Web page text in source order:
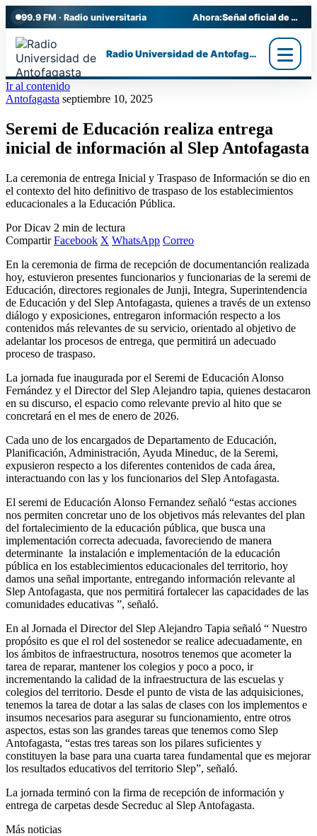
99.9 FM · Radio universitaria Ahora: Señal oficial de Radio UA
Radio Universidad de Antofagasta
Ir al contenido
Antofagasta septiembre 10, 2025
Seremi de Educación realiza entrega
inicial de información al Slep Antofagasta
La ceremonia de entrega Inicial y Traspaso de Información se dio en
el contexto del hito definitivo de traspaso de los establecimientos
educacionales a la Educación Pública.
Por Dicav 2 min de lectura
Compartir Facebook X WhatsApp Correo
En la ceremonia de firma de recepción de documentanción realizada
hoy, estuvieron presentes funcionarios y funcionarias de la seremi de
Educación, directores regionales de Junji, Integra, Superintendencia
de Educación y del Slep Antofagasta, quienes a través de un extenso
diálogo y exposiciones, entregaron información respecto a los
contenidos más relevantes de su servicio, orientado al objetivo de
adelantar los procesos de entrega, que permitirá un adecuado
proceso de traspaso.
La jornada fue inaugurada por el Seremi de Educación Alonso
Fernández y el Director del Slep Alejandro tapia, quienes destacaron
en su discurso, el espacio como relevante previo al hito que se
concretará en el mes de enero de 2026.
Cada uno de los encargados de Departamento de Educación,
Planificación, Administración, Ayuda Mineduc, de la Seremi,
expusieron respecto a los diferentes contenidos de cada área,
interactuando con las y los funcionarios del Slep Antofagasta.
El seremi de Educación Alonso Fernandez señaló “estas acciones
nos permiten concretar uno de los objetivos más relevantes del plan
del fortalecimiento de la educación pública, que busca una
implementación correcta adecuada, favoreciendo de manera
determinante la instalación e implementación de la educación
pública en los establecimientos educacionales del territorio, hoy
damos una señal importante, entregando información relevante al
Slep Antofagasta, que nos permitirá fortalecer las capacidades de las
comunidades educativas ”, señaló.
En al Jornada el Director del Slep Alejandro Tapia señaló “ Nuestro
propósito es que el rol del sostenedor se realice adecuadamente, en
los ámbitos de infraestructura, nosotros tenemos que acometer la
tarea de reparar, mantener los colegios y poco a poco, ir
incrementando la calidad de la infraestructura de las escuelas y
colegios del territorio. Desde el punto de vista de las adquisiciones,
tenemos la tarea de dotar a las salas de clases con los implementos e
insumos necesarios para asegurar su funcionamiento, entre otros
aspectos, estas son las grandes tareas que tenemos como Slep
Antofagasta, “estas tres tareas son los pilares suficientes y
constituyen la base para una cuarta tarea fundamental que es mejorar
los resultados educativos del territorio Slep”, señaló.
La jornada terminó con la firma de recepción de información y
entrega de carpetas desde Secreduc al Slep Antofagasta.
Más noticias